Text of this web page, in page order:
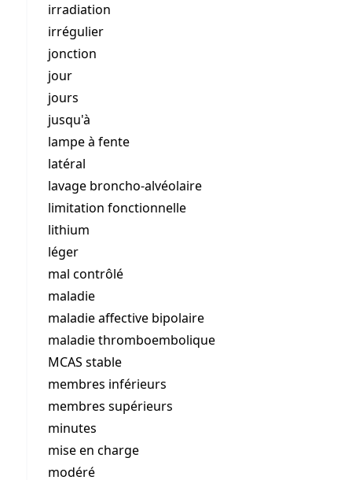
irradiation
irrégulier
jonction
jour
jours
jusqu'à
lampe à fente
latéral
lavage broncho-alvéolaire
limitation fonctionnelle
lithium
léger
mal contrôlé
maladie
maladie affective bipolaire
maladie thromboembolique
MCAS stable
membres inférieurs
membres supérieurs
minutes
mise en charge
modéré